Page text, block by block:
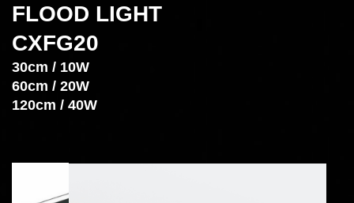
FLOOD LIGHT
CXFG20
30cm / 10W
60cm / 20W
120cm / 40W